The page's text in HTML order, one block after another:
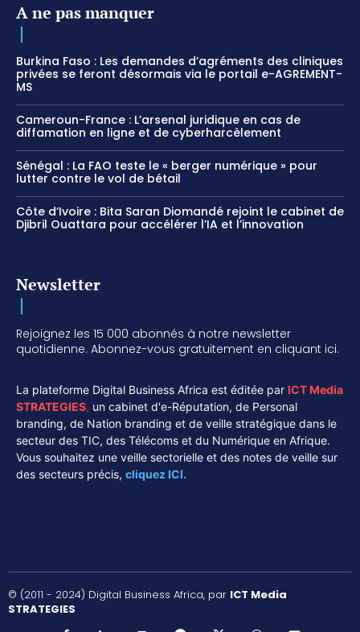
A ne pas manquer
Burkina Faso : Les demandes d’agréments des cliniques
privées se feront désormais via le portail e-AGREMENT-
MS
Cameroun-France : L’arsenal juridique en cas de
diffamation en ligne et de cyberharcèlement
Sénégal : La FAO teste le « berger numérique » pour
lutter contre le vol de bétail
Côte d’Ivoire : Bita Saran Diomandé rejoint le cabinet de
Djibril Ouattara pour accélérer l’IA et l’innovation
Newsletter
Rejoignez les 15 000 abonnés à notre newsletter
quotidienne. Abonnez-vous gratuitement en cliquant ici.
La plateforme Digital Business Africa est éditée par ICT Media
STRATEGIES, un cabinet d'e-Réputation, de Personal
branding, de Nation branding et de veille stratégique dans le
secteur des TIC, des Télécoms et du Numérique en Afrique.
Vous souhaitez une veille sectorielle et des notes de veille sur
des secteurs précis, cliquez ICI.
© (2011 - 2024) Digital Business Africa, par ICT Media
STRATEGIES